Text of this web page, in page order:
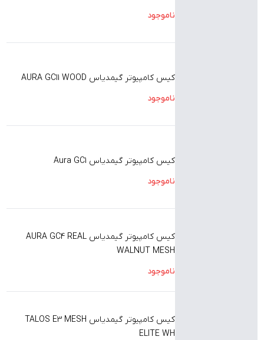
ناموجود
کیس کامپیوتر گیمدیاس AURA GC11 WOOD
ناموجود
کیس کامپیوتر گیمدیاس Aura GC1
ناموجود
کیس کامپیوتر گیمدیاس AURA GC4 REAL
WALNUT MESH
ناموجود
کیس کامپیوتر گیمدیاس TALOS E3 MESH
ELITE WH